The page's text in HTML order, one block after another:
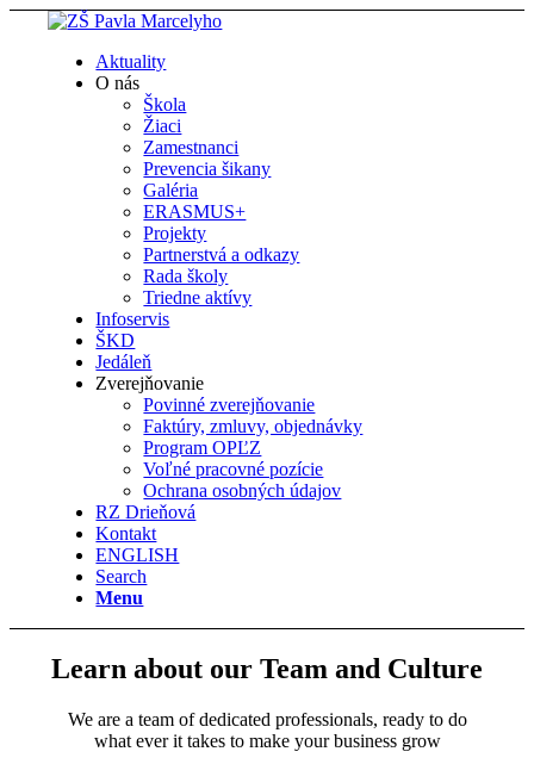
Aktuality
O nás
Škola
Žiaci
Zamestnanci
Prevencia šikany
Galéria
ERASMUS+
Projekty
Partnerstvá a odkazy
Rada školy
Triedne aktívy
Infoservis
ŠKD
Jedáleň
Zverejňovanie
Povinné zverejňovanie
Faktúry, zmluvy, objednávky
Program OPĽZ
Voľné pracovné pozície
Ochrana osobných údajov
RZ Drieňová
Kontakt
ENGLISH
Search
Menu
Learn about our Team and Culture
We are a team of dedicated professionals, ready to do
what ever it takes to make your business grow